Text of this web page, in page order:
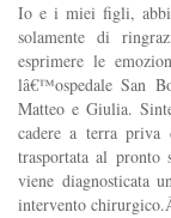
Io e i miei figli,
solamente di
esprimere le
lâ€™ospedale San
Matteo e Giulia.
cadere a terra priva
trasportata al pronto
viene diagnosticata
intervento